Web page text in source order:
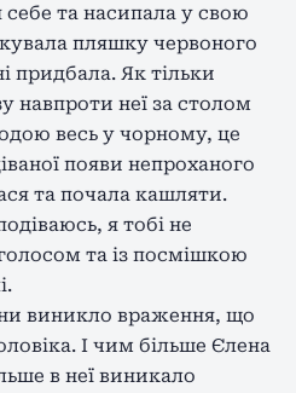
та насипала у свою
пляшку червоного
придбала. Як тільки
навпроти неї за столом
весь у чорному, це
появи непроханого
та почала кашляти.
я тобі не
та із посмішкою
виникло враження, що
І чим більше Єлена
в неї виникало